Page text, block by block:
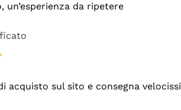
un’esperienza da ripetere
acquisto sul sito e consegna